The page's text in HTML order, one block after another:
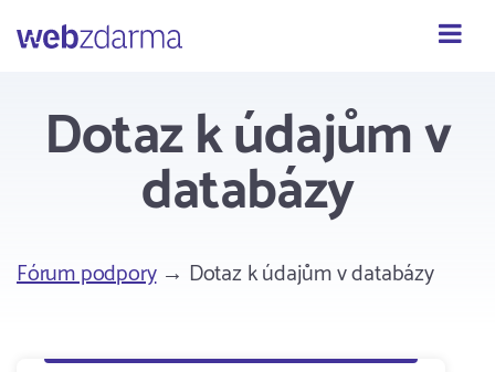
Webzdarma
Dotaz k údajům v
databázy
Fórum podpory→ Dotaz k údajům v databázy